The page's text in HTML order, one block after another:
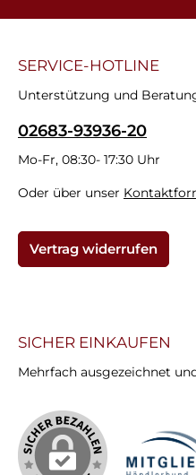
SERVICE-HOTLINE
Unterstützung und
02683-93936-20
Mo-Fr, 08:30- 17:30 Uhr
Oder über unser
Vertrag widerrufen
SICHER EINKAUFEN
Mehrfach ausgezeichnet